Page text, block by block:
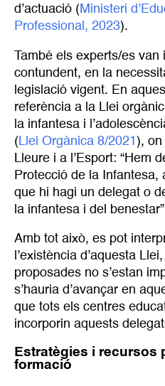
d’actuació ( Ministeri
Professional, 2023).
També els experts/es
contundent, en la
legislació vigent. En
referència a la Llei
la infantesa i
( Llei Orgànica 8/2021 ), on
Lleure i a l’Esport: “Hem
Protecció de la Infantesa,
que hi hagi un delegat o
la infantesa i del
Amb tot això, es pot
l’existència d’aquesta
proposades no s’estan
s’hauria d’avançar en
que tots els centres
incorporin aquests
Estratègies i recursos
formació